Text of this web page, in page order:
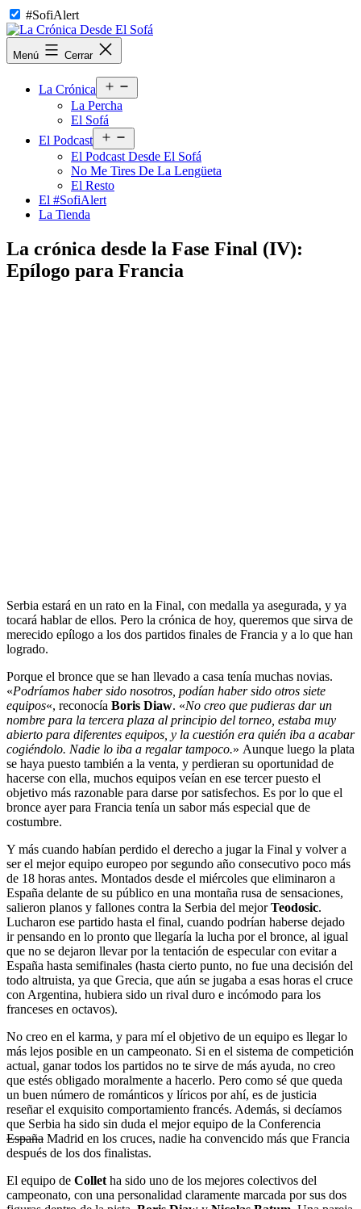
Saltar
al
contenido
#SofiAlert
La
Crónica
Menú Cerrar
La Crónica
el
La Percha
El Sofá
El Podcast
el
menú
El Podcast Desde El Sofá
No Me Tires De La Lengüeta
El Resto
El #SofiAlert
La Tienda
La crónica desde la Fase Final (IV):
Epílogo para Francia
Serbia estará en un rato en la Final, con medalla ya asegurada, y ya
tocará hablar de ellos. Pero la crónica de hoy, queremos que sirva de
merecido epílogo a los dos partidos finales de Francia y a lo que han
logrado.
Porque el bronce que se han llevado a casa tenía muchas novias.
«Podríamos haber sido nosotros, podían haber sido otros siete
equipos«, reconocía Boris Diaw. «No creo que pudieras dar un
nombre para la tercera plaza al principio del torneo, estaba muy
abierto para diferentes equipos, y la cuestión era quién iba a acabar
cogiéndolo. Nadie lo iba a regalar tampoco.» Aunque luego la plata
se haya puesto también a la venta, y perdieran su oportunidad de
hacerse con ella, muchos equipos veían en ese tercer puesto el
objetivo más razonable para darse por satisfechos. Es por lo que el
bronce ayer para Francia tenía un sabor más especial que de
costumbre.
Y más cuando habían perdido el derecho a jugar la Final y volver a
ser el mejor equipo europeo por segundo año consecutivo poco más
de 18 horas antes. Montados desde el miércoles que eliminaron a
España delante de su público en una montaña rusa de sensaciones,
salieron planos y fallones contra la Serbia del mejorTeodosic.
Lucharon ese partido hasta el final, cuando podrían haberse dejado
ir pensando en lo pronto que llegaría la lucha por el bronce, al igual
que no se dejaron llevar por la tentación de especular con evitar a
España hasta semifinales (hasta cierto punto, no fue una decisión del
todo altruista, ya que Grecia, que aún se jugaba a esas horas el cruce
con Argentina, hubiera sido un rival duro e incómodo para los
franceses en octavos).
No creo en el karma, y para mí el objetivo de un equipo es llegar lo
más lejos posible en un campeonato. Si en el sistema de competición
actual, ganar todos los partidos no te sirve de más ayuda, no creo
que estés obligado moralmente a hacerlo. Pero como sé que queda
un buen número de románticos y líricos por ahí, es de justicia
reseñar el exquisito comportamiento francés. Además, si decíamos
que Serbia ha sido sin duda el mejor equipo de la Conferencia
España Madrid en los cruces, nadie ha convencido más que Francia
después de los dos finalistas.
El equipo de Collet ha sido uno de los mejores colectivos del
campeonato, con una personalidad claramente marcada por sus dos